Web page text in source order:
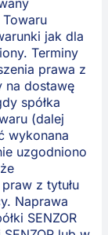
jak dla
Terminy
prawa z
na dostawę
spółka
(dalej
wykonana
uzgodniono
z tytułu
Naprawa
SENZOR